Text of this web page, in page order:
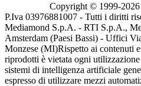
Copyright © 1999-2026
P.Iva 03976881007 - Tutti i diritti
Mediamond S.p.A. - RTI S.p.A.,
Amsterdam (Paesi Bassi) - Uffici
Monzese (MI)Rispetto ai contenuti
riprodotti è vietata ogni
sistemi di intelligenza artificiale
espresso di utilizzare mezzi